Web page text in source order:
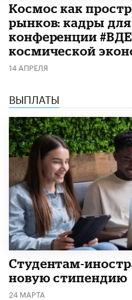
Космос как
рынков: кадры
конференции
космической
14 АПРЕЛЯ
ВЫПЛАТЫ
Студентам-
новую стипендию
24 МАРТА